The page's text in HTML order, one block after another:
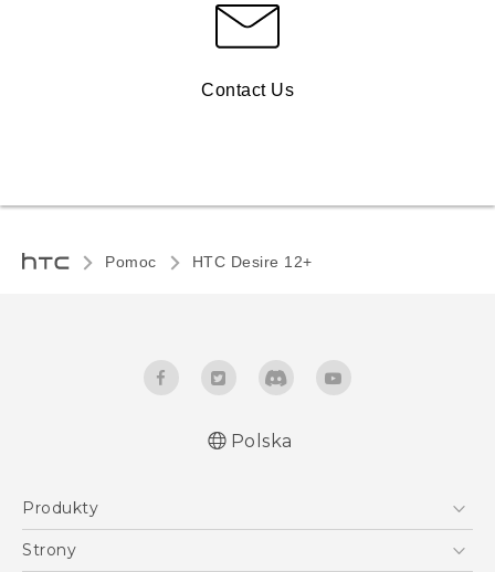
Contact Us
Pomoc HTC Desire 12+‎
Polska
Produkty
Smartfony
Strony